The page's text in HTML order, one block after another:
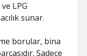
LPG
sunar.
borular, bina
Sadece